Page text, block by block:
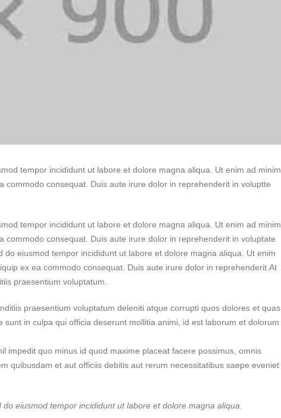
tempor incididunt ut labore et dolore magna aliqua. Ut enim ad minim
consequat. Duis aute irure dolor in reprehenderit in voluptte
tempor incididunt ut labore et dolore magna aliqua. Ut enim ad minim
consequat. Duis aute irure dolor in reprehenderit in voluptate
eiusmod tempor incididunt ut labore et dolore magna aliqua. Ut enim
ex ea commodo consequat. Duis aute irure dolor in reprehenderit.At
praesentium voluptatum.
praesentium voluptatum deleniti atque corrupti quos dolores et quas
in culpa qui officia deserunt mollitia animi, id est laborum et dolorum
impedit quo minus id quod maxime placeat facere possimus, omnis
quibusdam et aut officiis debitis aut rerum necessitatibus saepe eveniet
eiusmod tempor incididunt ut labore et dolore magna aliqua.